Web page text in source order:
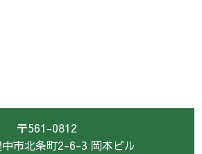
〒561-0812
市北条町2-6-3 岡本ビル